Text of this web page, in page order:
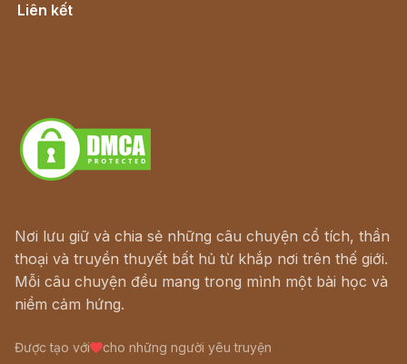
Liên kết
Nơi lưu giữ và chia sẻ những câu chuyện cổ tích, thần
thoại và truyền thuyết bất hủ từ khắp nơi trên thế giới.
Mỗi câu chuyện đều mang trong mình một bài học và
niềm cảm hứng.
Được tạo với cho những người yêu truyện